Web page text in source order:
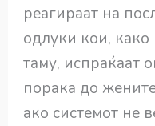
реагираат на
одлуки кои, како
таму, испраќаат
порака до
ако системот не